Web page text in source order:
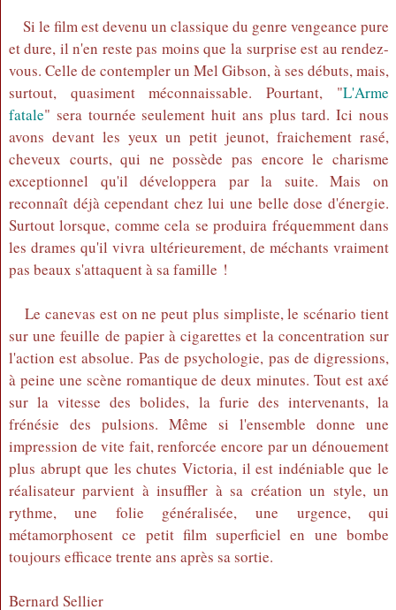
Si le film est devenu un classique du genre vengeance pure
et dure, il n'en reste pas moins que la surprise est au rendez-
vous. Celle de contempler un Mel Gibson, à ses débuts, mais,
surtout, quasiment méconnaissable. Pourtant, "L'Arme
fatale" sera tournée seulement huit ans plus tard. Ici nous
avons devant les yeux un petit jeunot, fraichement rasé,
cheveux courts, qui ne possède pas encore le charisme
exceptionnel qu'il développera par la suite. Mais on
reconnaît déjà cependant chez lui une belle dose d'énergie.
Surtout lorsque, comme cela se produira fréquemment dans
les drames qu'il vivra ultérieurement, de méchants vraiment
pas beaux s'attaquent à sa famille !
Le canevas est on ne peut plus simpliste, le scénario tient
sur une feuille de papier à cigarettes et la concentration sur
l'action est absolue. Pas de psychologie, pas de digressions,
à peine une scène romantique de deux minutes. Tout est axé
sur la vitesse des bolides, la furie des intervenants, la
frénésie des pulsions. Même si l'ensemble donne une
impression de vite fait, renforcée encore par un dénouement
plus abrupt que les chutes Victoria, il est indéniable que le
réalisateur parvient à insuffler à sa création un style, un
rythme, une folie généralisée, une urgence, qui
métamorphosent ce petit film superficiel en une bombe
toujours efficace trente ans après sa sortie.
Bernard Sellier